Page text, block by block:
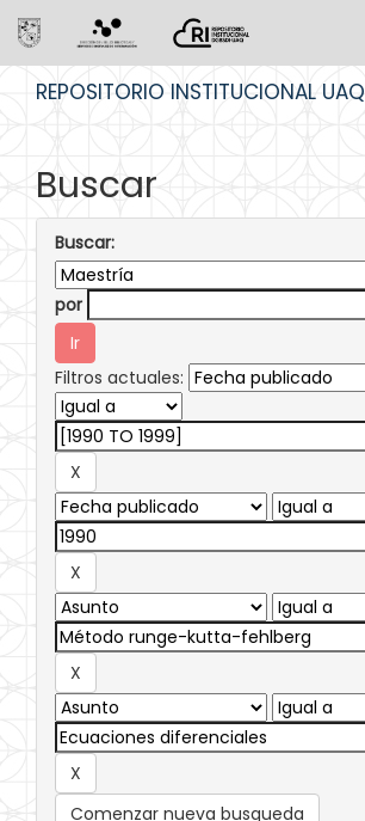
REPOSITORIO INSTITUCIONAL UAQ
Buscar
Buscar:
por
Filtros actuales:
Comenzar nueva busqueda